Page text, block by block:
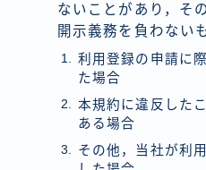
ないことがあり，そ
開示義務を負わない
利用登録の申請に
た場合
本規約に違反した
ある場合
その他，当社が利